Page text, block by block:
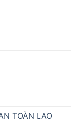
TOÀN LAO